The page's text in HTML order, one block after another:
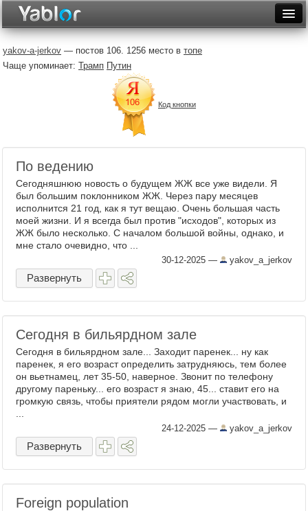
Месяц
Рейтинги
Архив
Фототоп
Видеотоп
yakov-a-jerkov — постов 106. 1256 место в топе
Чаще упоминает: Трамп Путин
Код кнопки
По ведению
Сегодняшнюю новость о будущем ЖЖ все уже видели. Я
был большим поклонником ЖЖ. Через пару месяцев
исполнится 21 год, как я тут вещаю. Очень большая часть
моей жизни. И я всегда был против "исходов", которых из
ЖЖ было несколько. С началом большой войны, однако, и
мне стало очевидно, что ...
30-12-2025 — yakov_a_jerkov
Развернуть
Сегодня в бильярдном зале
Сегодня в бильярдном зале... Заходит паренек... ну как
паренек, я его возраст определить затрудняюсь, тем более
он вьетнамец, лет 35-50, наверное. Звонит по телефону
другому пареньку... его возраст я знаю, 45... ставит его на
громкую связь, чтобы приятели рядом могли участвовать, и
24-12-2025 — yakov_a_jerkov
Развернуть
Foreign population